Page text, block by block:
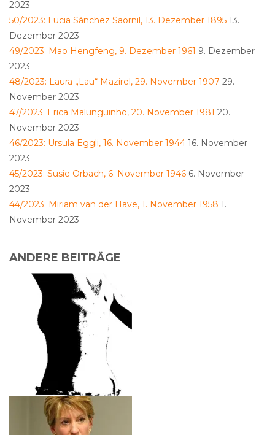
2023
50/2023: Lucia Sánchez Saornil, 13. Dezember 1895 13.
Dezember 2023
49/2023: Mao Hengfeng, 9. Dezember 1961 9. Dezember
2023
48/2023: Laura „Lau“ Mazirel, 29. November 1907 29.
November 2023
47/2023: Erica Malunguinho, 20. November 1981 20.
November 2023
46/2023: Ursula Eggli, 16. November 1944 16. November
2023
45/2023: Susie Orbach, 6. November 1946 6. November
2023
44/2023: Miriam van der Have, 1. November 1958 1.
November 2023
ANDERE BEITRÄGE